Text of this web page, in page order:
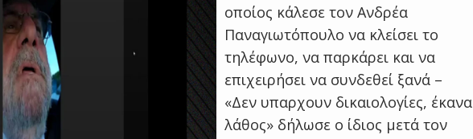
οποίος κάλεσε τον Ανδρέα
Παναγιωτόπουλο να κλείσει το
τηλέφωνο, να παρκάρει και να
επιχειρήσει να συνδεθεί ξανά –
«Δεν υπαρχουν δικαιολογίες, έκανα
λάθος» δήλωσε ο ίδιος μετά τον